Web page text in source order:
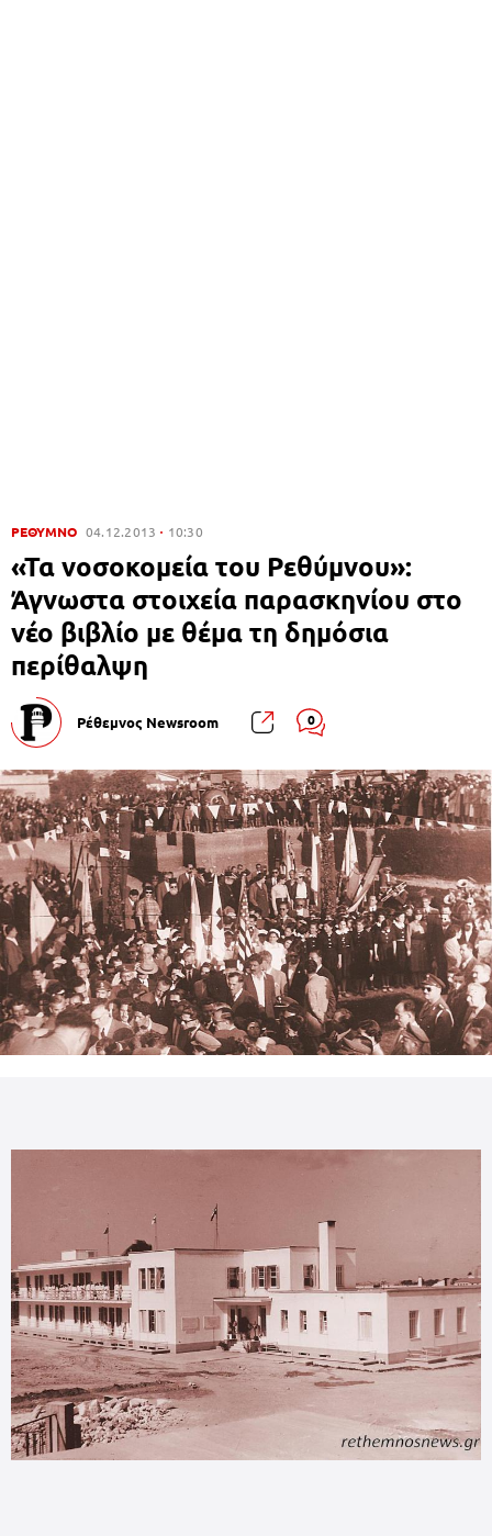
ΡΕΘΥΜΝΟ 04.12.2013 10:30
«Τα νοσοκομεία του Ρεθύμνου»:
Άγνωστα στοιχεία παρασκηνίου στο
νέο βιβλίο με θέμα τη δημόσια
περίθαλψη
Ρέθεμνος Newsroom 0